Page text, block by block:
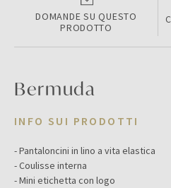
DOMANDE SU QUESTO
PRODOTTO
Bermuda
INFO SUI PRODOTTI
- Pantaloncini in lino a vita elastica
- Coulisse interna
- Mini etichetta con logo